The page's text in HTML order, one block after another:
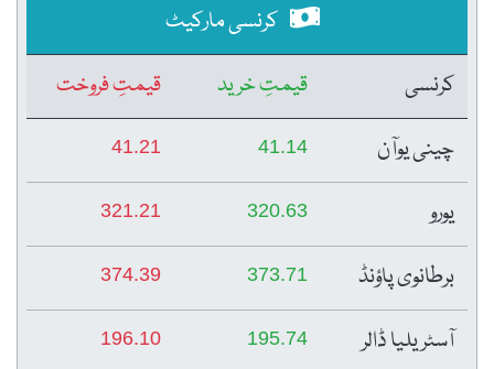
کرنسی مارکیٹ
کرنسی
قیمتِ خرید
قیمتِ فروخت
چینی یوآن
41.14
41.21
یورو 320.63
321.21
برطانوی پاؤنڈ 373.71
374.39
آسٹریلیا ڈالر 195.74
196.10